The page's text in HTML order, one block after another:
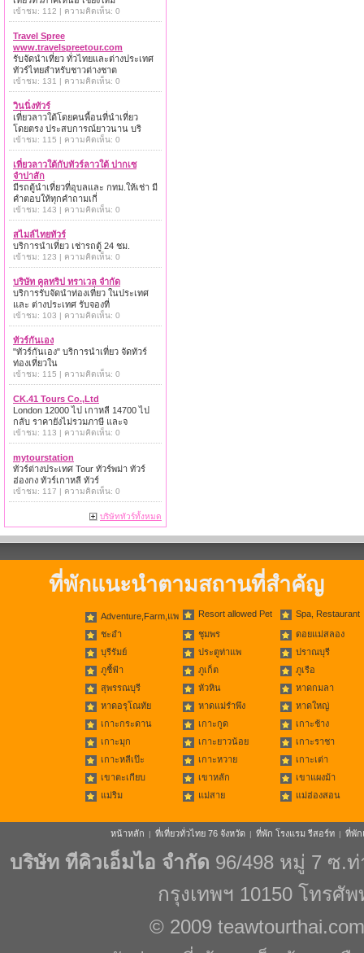
เข้าชม: 112 | ความคิดเห็น: 0
Travel Spree
www.travelspreetour.com
รับจัดนำเที่ยว ทั่วไทยและต่างประเทศ
ทัวร์ไทยสำหรับชาวต่างชาต
เข้าชม: 131 | ความคิดเห็น: 0
วินนิ่งทัวร์
เที่ยวลาวใต้โดยคนพื้อนที่นำเที่ยว
โดยตรง ประสบการณ์ยาวนาน บริ
เข้าชม: 115 | ความคิดเห็น: 0
เที่ยวลาวใต้กับทัวร์ลาวใต้ ปากเซ
จำปาสัก
มีรถตู้นำเที่ยวที่อุบลและ กทม.ให้เช่า มี
คำตอบให้ทุกคำถามเกี่
เข้าชม: 143 | ความคิดเห็น: 0
สไมล์ไทยทัวร์
บริการนำเที่ยว เช่ารถตู้ 24 ชม.
เข้าชม: 123 | ความคิดเห็น: 0
บริษัท คูลทริป ทราเวล จำกัด
บริการรับจัดนำท่องเที่ยว ในประเทศ
และ ต่างประเทศ รับจองที่
เข้าชม: 103 | ความคิดเห็น: 0
ทัวร์กันเอง
"ทัวร์กันเอง" บริการนำเที่ยว จัดทัวร์
ท่องเที่ยวใน
เข้าชม: 115 | ความคิดเห็น: 0
CK.41 Tours Co.,Ltd
London 12000 ไป เกาหลี 14700 ไป
กลับ ราคายังไม่รวมภาษี และจ
เข้าชม: 113 | ความคิดเห็น: 0
mytourstation
ทัวร์ต่างประเทศ Tour ทัวร์พม่า ทัวร์
ฮ่องกง ทัวร์เกาหลี ทัวร์
เข้าชม: 117 | ความคิดเห็น: 0
บริษัททัวร์ทั้งหมด
ที่พักแนะนำตามสถานที่สำคัญ
Adventure,Farm,แพ Resort allowed Pet Spa, Restaurant
ชะอำ ชุมพร
ดอยแม่สลอง
บุรีรัมย์
ประตูท่าแพ
ปราณบุรี
ภูชี้ฟ้า
ภูเก็ต
ภูเรือ
สุพรรณบุรี
หัวหิน
หาดกมลา
หาดอรุโณทัย
หาดแม่รำพึง
หาดใหญ่
เกาะกระดาน
เกาะกูด
เกาะช้าง
เกาะมุก
เกาะยาวน้อย
เกาะราชา
เกาะหลีเป๊ะ
เกาะหวาย
เกาะเต่า
เขาตะเกียบ
เขาหลัก
เขาแผงม้า
แม่ริม
แม่สาย แม่ฮ่องสอน
หน้าหลัก | ที่เที่ยวทั่วไทย 76 จังหวัด | ที่พัก โรงแรม รีสอร์ท | ที่พัก
บริษัท ทีคิวเอ็มไอ จำกัด 96/498 หมู่ 7 ซ.
กรุงเทพฯ 10150 โทรศั
© 2009 teawtourthai.com